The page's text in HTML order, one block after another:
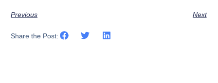
Previous Next
Share the Post: